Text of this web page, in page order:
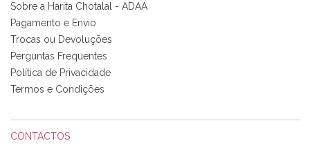
Tudo chegou em condições, pois os produtos vieram muito
bem acondicionados. Estou plenamente satisfeita com os
produtos adquiridos. Relativamente à bolsa, tem um tecido
com um padrão e cores muito bonitas e a execução está
perfeitíssima. Futuramente penso voltar a comprar na vossa
loja, têm excelentes artigos a um preço muito justo. A
Sobre a Harita Chotalal - ADAA
Pagamento e Envio
Trocas ou Devoluções
Perguntas Frequentes
Política de Privacidade
Termos e Condições
CONTACTOS